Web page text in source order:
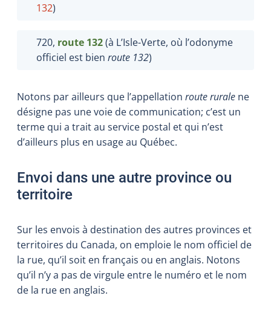
132)
720, route 132(à L’Isle-Verte, où l’odonyme
officiel est bien route 132)
Notons par ailleurs que l’appellation route rurale ne
désigne pas une voie de communication; c’est un
terme qui a trait au service postal et qui n’est
d’ailleurs plus en usage au Québec.
Envoi dans une autre province ou
territoire
Sur les envois à destination des autres provinces et
territoires du Canada, on emploie le nom officiel de
la rue, qu’il soit en français ou en anglais. Notons
qu’il n’y a pas de virgule entre le numéro et le nom
de la rue en anglais.